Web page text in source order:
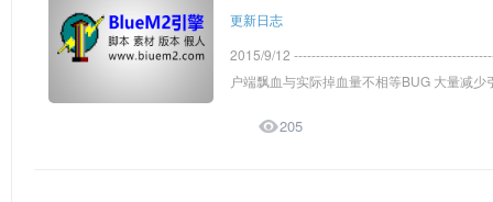
更新日志
2015/9/12
户端飘血与实际掉血量不相等BUG 大量减
205